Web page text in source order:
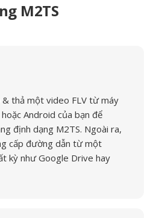
M2TS
& thả một video FLV từ máy
Android của bạn để
định dạng M2TS. Ngoài ra,
cấp đường dẫn từ một
kỳ như Google Drive hay